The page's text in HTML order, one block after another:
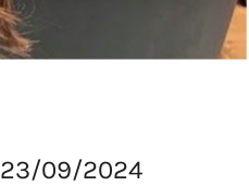
23/09/2024